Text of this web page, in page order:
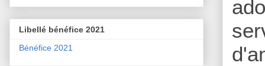
Libellé bénéfice 2021
Bénéfice 2021